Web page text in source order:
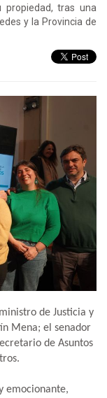
tras una
y la Provincia de
de Justicia y
Mena; el senador
de Asuntos
emocionante,